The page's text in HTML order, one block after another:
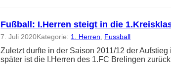
Fußball: I.Herren steigt in die
7. Juli 2020Kategorie: 1. Herren Fussball
Zuletzt durfte in der Saison 2011/12 der
später ist die I.Herren des 1.FC Brelingen